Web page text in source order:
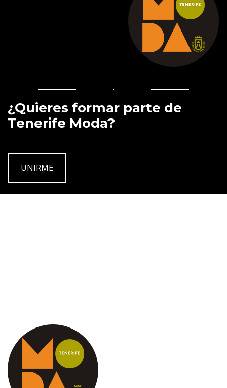
¿Quieres formar parte de
Tenerife Moda?
UNIRME